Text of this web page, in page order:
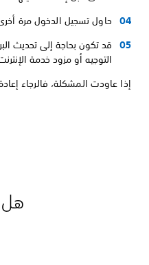
حاول تسجيل الدخول مرة
قد تكون بحاجة إلى تحديث
التوجيه أو مزود خدمة
إذا عاودت المشكلة، فالرجاء
هل